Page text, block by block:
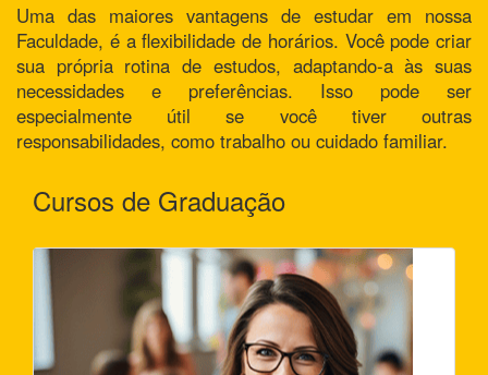
Uma das maiores vantagens de estudar em nossa
Faculdade, é a flexibilidade de horários. Você pode criar
sua própria rotina de estudos, adaptando-a às suas
necessidades e preferências. Isso pode ser
especialmente útil se você tiver outras
responsabilidades, como trabalho ou cuidado familiar.
Cursos de Graduação